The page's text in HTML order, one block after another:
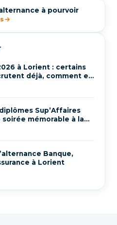
à pourvoir
à Lorient : certains
déjà, comment en
Sup’Affaires
soirée mémorable à la
Banque,
à Lorient